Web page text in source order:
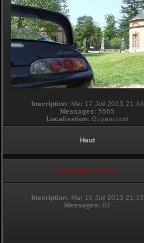
Inscription:Mer 17 Juil 2013 21:44
Messages: 5565
Localisation: Guyancourt
Haut
Club Supra France
Inscription: Mar 16 Juil 2013 21:16
Messages: 82